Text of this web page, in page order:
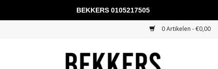
0 Artikelen - €0,00
BEKKERS 0105217505